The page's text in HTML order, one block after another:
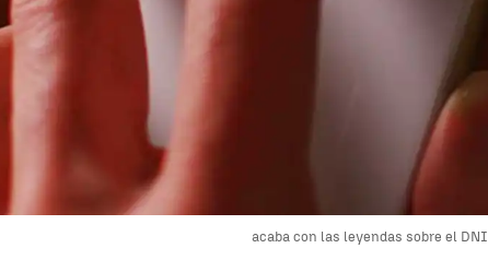
acaba con las leyendas sobre el DNI